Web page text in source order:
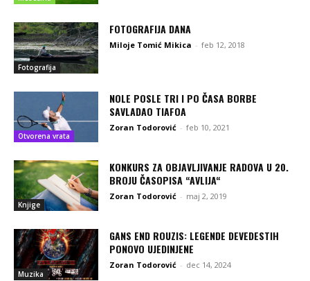
Fotografija
FOTOGRAFIJA DANA
Miloje Tomić Mikica - feb 12, 2018
Otvorena vrata
NOLE POSLE TRI I PO ČASA BORBE
SAVLADAO TIAFOA
Zoran Todorović - feb 10, 2021
Knjige
KONKURS ZA OBJAVLJIVANJE RADOVA U 20.
BROJU ČASOPISA “AVLIJA“
Zoran Todorović - maj 2, 2019
Muzika
GANS END ROUZIS: LEGENDE DEVEDESTIH
PONOVO UJEDINJENE
Zoran Todorović - dec 14, 2024